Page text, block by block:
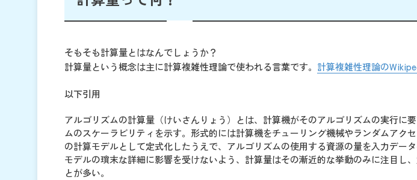
そもそも計算量とはなんでしょうか？
計算量という概念は主に計算複雑性理論で使われる言葉です。 計算複雑性理論の
以下引用
アルゴリズムの計算量（けいさんりょう）とは、計算機がそのアルゴリズムの実行に
ムのスケーラビリティを示す。形式的には計算機をチューリング機械やランダムアク
の計算モデルとして定式化したうえで、アルゴリズムの使用する資源の量を入力デー
モデルの瑣末な詳細に影響を受けないよう、計算量はその漸近的な挙動のみに注目し
とが多い。